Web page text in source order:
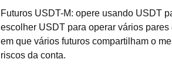
Futuros USDT-M: opere usando USDT
escolher USDT para operar vários
em que vários futuros compartilham o
riscos da conta.